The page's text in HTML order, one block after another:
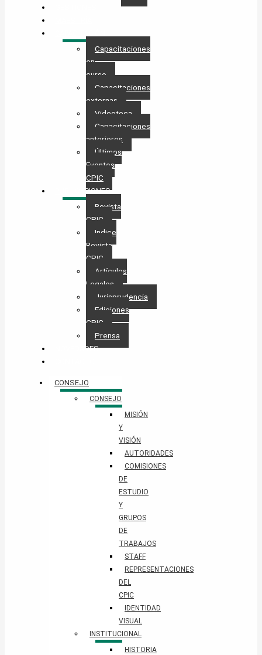
Capacitaciones
en
curso
Capacitaciones
externas
Videoteca
Capacitaciones
anteriores
Últimos
Eventos
CPIC
PUBLICACIONES
Revista
CPIC
Indice
Revista
CPIC
Artículos
Legales
Jurisprudencia
Ediciones
CPIC
Prensa
NOVEDADES
CONSEJO
CONSEJO
MISIÓN
Y
VISIÓN
AUTORIDADES
COMISIONES
DE
ESTUDIO
Y
GRUPOS
DE
TRABAJOS
STAFF
REPRESENTACIONES
DEL
CPIC
IDENTIDAD
VISUAL
INSTITUCIONAL
HISTORIA